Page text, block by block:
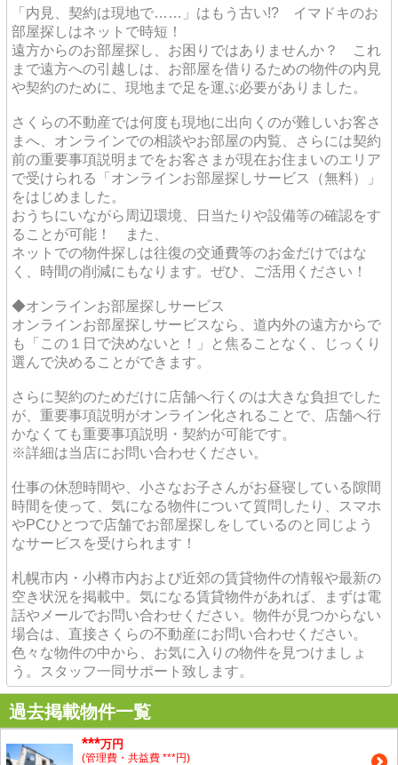
「内見、契約は現地で……」はもう古い!? イマドキのお
部屋探しはネットで時短！
遠方からのお部屋探し、お困りではありませんか？ これ
まで遠方への引越しは、お部屋を借りるための物件の内見
や契約のために、現地まで足を運ぶ必要がありました。
さくらの不動産では何度も現地に出向くのが難しいお客さ
まへ、オンラインでの相談やお部屋の内覧、さらには契約
前の重要事項説明までをお客さまが現在お住まいのエリア
で受けられる「オンラインお部屋探しサービス（無料）」
をはじめました。
おうちにいながら周辺環境、日当たりや設備等の確認をす
ることが可能！ また、
ネットでの物件探しは往復の交通費等のお金だけではな
く、時間の削減にもなります。ぜひ、ご活用ください！
◆オンラインお部屋探しサービス
オンラインお部屋探しサービスなら、道内外の遠方からで
も「この１日で決めないと！」と焦ることなく、じっくり
選んで決めることができます。
さらに契約のためだけに店舗へ行くのは大きな負担でした
が、重要事項説明がオンライン化されることで、店舗へ行
かなくても重要事項説明・契約が可能です。
※詳細は当店にお問い合わせください。
仕事の休憩時間や、小さなお子さんがお昼寝している隙間
時間を使って、気になる物件について質問したり、スマホ
やPCひとつで店舗でお部屋探しをしているのと同じよう
なサービスを受けられます！
札幌市内・小樽市内および近郊の賃貸物件の情報や最新の
空き状況を掲載中。気になる賃貸物件があれば、まずは電
話やメールでお問い合わせください。物件が見つからない
場合は、直接さくらの不動産にお問い合わせください。
色々な物件の中から、お気に入りの物件を見つけましょ
う。スタッフ一同サポート致します。
過去掲載物件一覧
***万円
(管理費・共益費 ***円)